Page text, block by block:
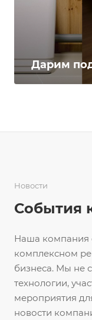
Дарим
Новости
События
Наша компания
комплексном
бизнеса. Мы не
технологии,
мероприятия
новости